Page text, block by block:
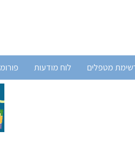
מטפלים לוח מודעות